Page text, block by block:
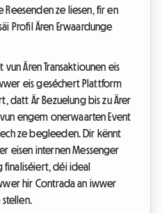
ze liesen, fir en
Profil Ären Erwaardunge
vun Ären Transaktiounen eis
eis geséchert Plattform
datt Är Bezuelung bis zu Ärer
engem onerwaarten Event
ze begleeden. Dir kënnt
eisen internen Messenger
finaliséiert, déi ideal
hir Contrada an iwwer